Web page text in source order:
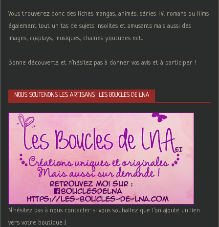
Vous trouverez donc des fiches mangas, animés, séries TV, romans ou films
également tout un tas de sujets insolites et amusants mais aussi des
images, cosplays, musiques, chaines youtubes ect...
Bonne découverte et n'hésitez pas à donner vos avis et à participer !
NOUS SOUTENONS LES ARTISANS : LES BOUCLES DE LNA
N'hésitez pas à nous contacter si vous souhaitez que l'on ajoute un lien
vers votre boutique :)